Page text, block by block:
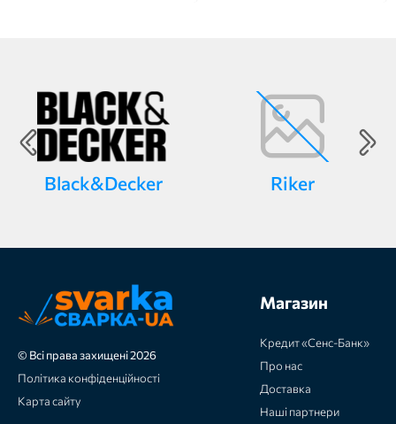
Black&Decker Riker
© Всі права захищені 2026
Політика конфіденційності
Карта сайту
Магазин
Кредит «Сенс-Банк»
Про нас
Доставка
Наші партнери